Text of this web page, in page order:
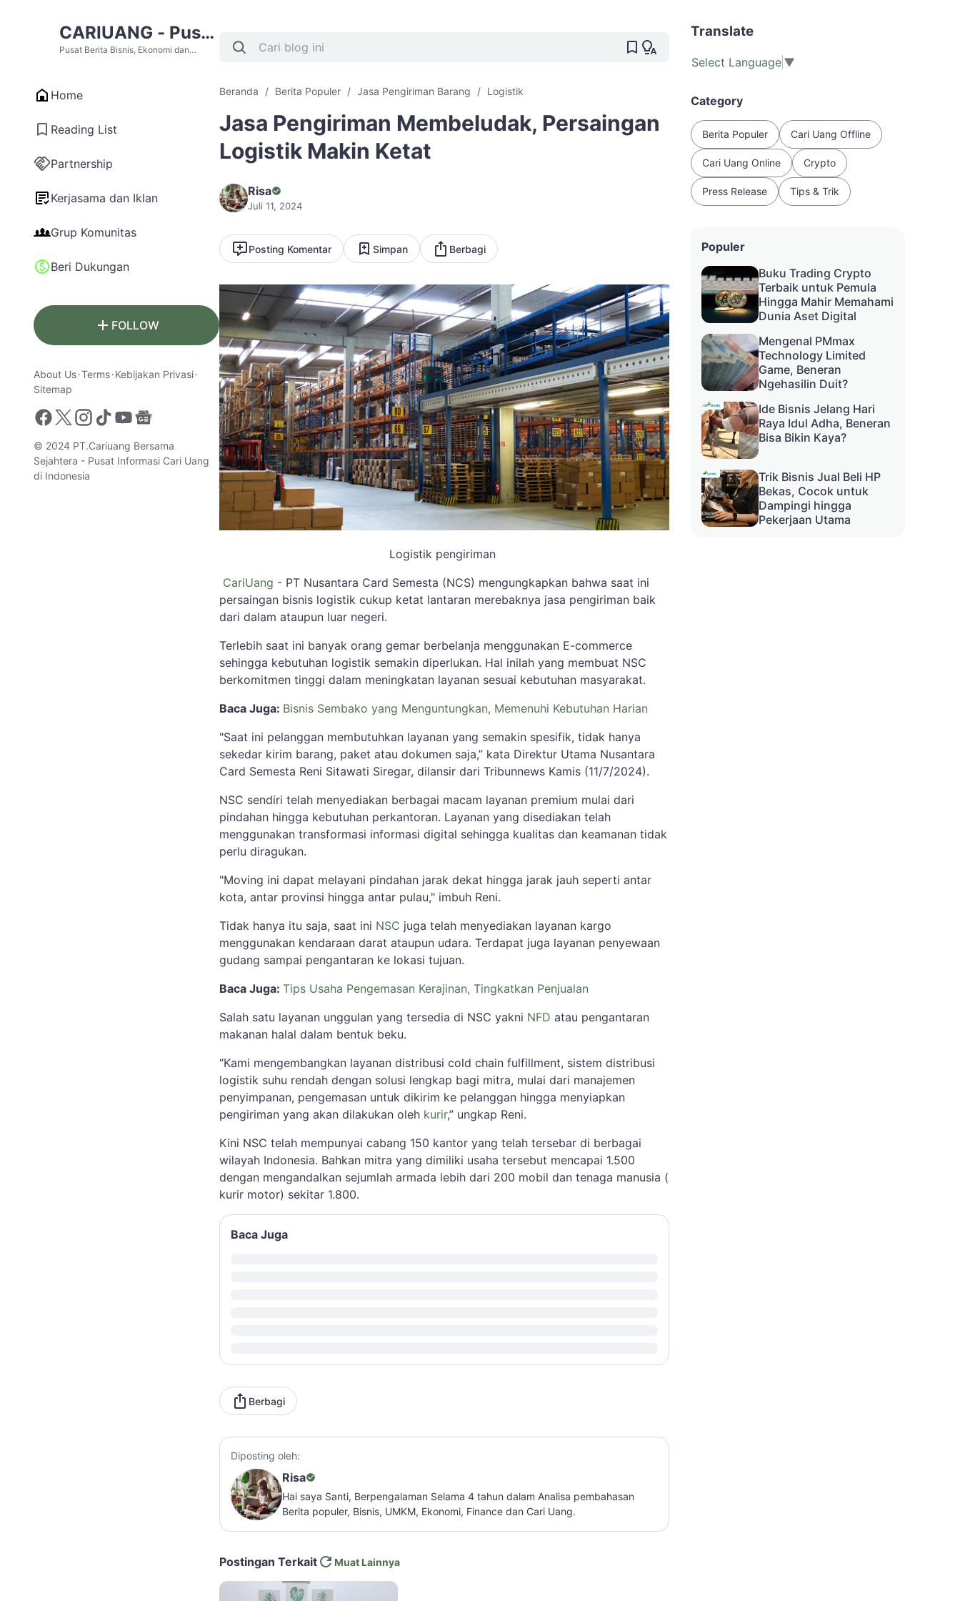
CARIUANG - Pusat
Berita Bisnis,
Uang Terupdate
Hari Ini
Pusat Berita Bisnis, Ekonomi dan
Home
Reading List
Partnership
Kerjasama dan Iklan
Grup Komunitas
Beri Dukungan
FOLLOW
About Us Terms Kebijakan Privasi
Sitemap
© 2024 PT.Cariuang Bersama
Sejahtera - Pusat Informasi Cari Uang
di Indonesia
Beranda Berita Populer Jasa Pengiriman Barang Logistik
Jasa Pengiriman Membeludak, Persaingan
Logistik Makin Ketat
Risa
Juli 11, 2024
Posting Komentar Simpan Berbagi
Logistik pengiriman
CariUang - PT Nusantara Card Semesta (NCS) mengungkapkan bahwa saat ini
persaingan bisnis logistik cukup ketat lantaran merebaknya jasa pengiriman baik
dari dalam ataupun luar negeri.
Terlebih saat ini banyak orang gemar berbelanja menggunakan E-commerce
sehingga kebutuhan logistik semakin diperlukan. Hal inilah yang membuat NSC
berkomitmen tinggi dalam meningkatan layanan sesuai kebutuhan masyarakat.
Baca Juga: Bisnis Sembako yang Menguntungkan, Memenuhi Kebutuhan Harian
"Saat ini pelanggan membutuhkan layanan yang semakin spesifik, tidak hanya
sekedar kirim barang, paket atau dokumen saja,” kata Direktur Utama Nusantara
Card Semesta Reni Sitawati Siregar, dilansir dari Tribunnews Kamis (11/7/2024).
NSC sendiri telah menyediakan berbagai macam layanan premium mulai dari
pindahan hingga kebutuhan perkantoran. Layanan yang disediakan telah
menggunakan transformasi informasi digital sehingga kualitas dan keamanan tidak
perlu diragukan.
"Moving ini dapat melayani pindahan jarak dekat hingga jarak jauh seperti antar
kota, antar provinsi hingga antar pulau," imbuh Reni.
Tidak hanya itu saja, saat ini NSC juga telah menyediakan layanan kargo
menggunakan kendaraan darat ataupun udara. Terdapat juga layanan penyewaan
gudang sampai pengantaran ke lokasi tujuan.
Baca Juga: Tips Usaha Pengemasan Kerajinan, Tingkatkan Penjualan
Salah satu layanan unggulan yang tersedia di NSC yakni NFD atau pengantaran
makanan halal dalam bentuk beku.
“Kami mengembangkan layanan distribusi cold chain fulfillment, sistem distribusi
logistik suhu rendah dengan solusi lengkap bagi mitra, mulai dari manajemen
penyimpanan, pengemasan untuk dikirim ke pelanggan hingga menyiapkan
pengiriman yang akan dilakukan oleh kurir,” ungkap Reni.
Kini NSC telah mempunyai cabang 150 kantor yang telah tersebar di berbagai
wilayah Indonesia. Bahkan mitra yang dimiliki usaha tersebut mencapai 1.500
dengan mengandalkan sejumlah armada lebih dari 200 mobil dan tenaga manusia (
kurir motor) sekitar 1.800.
Baca Juga
Berbagi
Diposting oleh:
Risa
Hai saya Santi, Berpengalaman Selama 4 tahun dalam Analisa pembahasan
Berita populer, Bisnis, UMKM, Ekonomi, Finance dan Cari Uang.
Postingan Terkait Muat Lainnya
Translate
Select Language ▼
Category
Berita Populer Cari Uang Offline
Cari Uang Online Crypto
Press Release Tips & Trik
Populer
Buku Trading Crypto
Terbaik untuk Pemula
Hingga Mahir Memahami
Dunia Aset Digital
Mengenal PMmax
Technology Limited
Game, Beneran
Ngehasilin Duit?
Ide Bisnis Jelang Hari
Raya Idul Adha, Beneran
Bisa Bikin Kaya?
Trik Bisnis Jual Beli HP
Bekas, Cocok untuk
Dampingi hingga
Pekerjaan Utama